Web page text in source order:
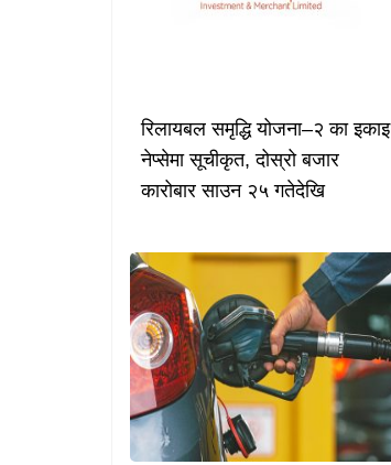
रिलायबल समृद्धि योजना–२ का इकाइ
नेप्सेमा सूचीकृत, दोस्रो बजार
कारोबार साउन २५ गतेदेखि